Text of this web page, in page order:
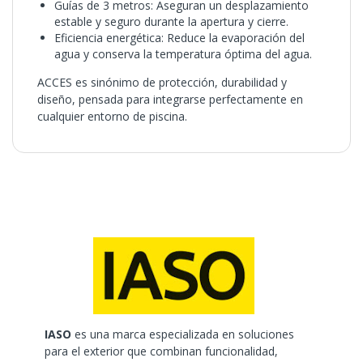
Guías de 3 metros: Aseguran un desplazamiento
estable y seguro durante la apertura y cierre.
Eficiencia energética: Reduce la evaporación del
agua y conserva la temperatura óptima del agua.
ACCES es sinónimo de protección, durabilidad y
diseño, pensada para integrarse perfectamente en
cualquier entorno de piscina.
IASO es una marca especializada en soluciones
para el exterior que combinan funcionalidad,